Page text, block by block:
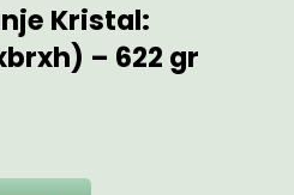
Kristal:
– 622 gr